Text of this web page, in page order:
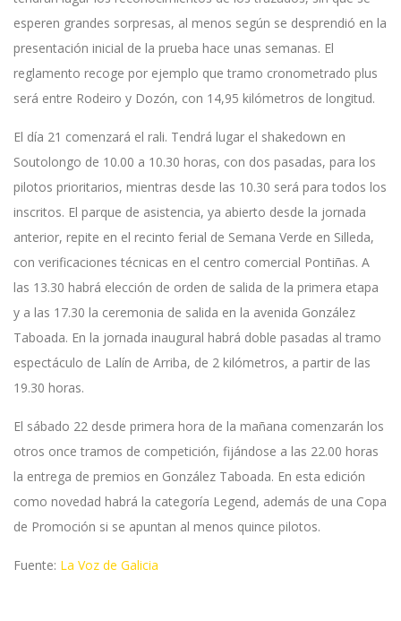
esperen grandes sorpresas, al menos según se desprendió en la
presentación inicial de la prueba hace unas semanas. El
reglamento recoge por ejemplo que tramo cronometrado plus
será entre Rodeiro y Dozón, con 14,95 kilómetros de longitud.
El día 21 comenzará el rali. Tendrá lugar el shakedown en
Soutolongo de 10.00 a 10.30 horas, con dos pasadas, para los
pilotos prioritarios, mientras desde las 10.30 será para todos los
inscritos. El parque de asistencia, ya abierto desde la jornada
anterior, repite en el recinto ferial de Semana Verde en Silleda,
con verificaciones técnicas en el centro comercial Pontiñas. A
las 13.30 habrá elección de orden de salida de la primera etapa
y a las 17.30 la ceremonia de salida en la avenida González
Taboada. En la jornada inaugural habrá doble pasadas al tramo
espectáculo de Lalín de Arriba, de 2 kilómetros, a partir de las
19.30 horas.
El sábado 22 desde primera hora de la mañana comenzarán los
otros once tramos de competición, fijándose a las 22.00 horas
la entrega de premios en González Taboada. En esta edición
como novedad habrá la categoría Legend, además de una Copa
de Promoción si se apuntan al menos quince pilotos.
Fuente: La Voz de Galicia